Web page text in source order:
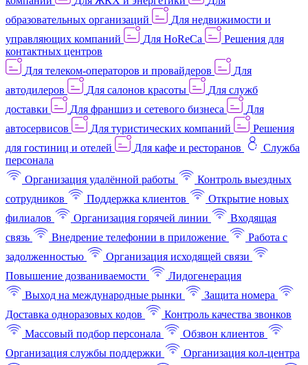
образовательных организаций
Для недвижимости и
управляющих компаний
Для HoReCa
Решения для
контактных центров
Для телеком-операторов и провайдеров
Для
автодилеров
Для салонов красоты
Для служб
доставки
Для франшиз и сетевого бизнеса
Для
автосервисов
Для туристических компаний
Решения
для гостиниц и отелей
Для кафе и ресторанов
Служба
персонала
Организация удалённой работы
Контроль выездных
сотрудников
Поддержка клиентов
Открытие новых
филиалов
Организация горячей линии
Входящая
связь
Внедрение телефонии в приложение
Работа с
задолженностью
Организация исходящей связи
Повышение дозваниваемости
Лидогенерация
Выход на международные рынки
Защита номера
Доставка одноразовых кодов
Контроль качества звонков
Массовый подбор персонала
Обзвон клиентов
Организация службы поддержки
Организация кол-центра